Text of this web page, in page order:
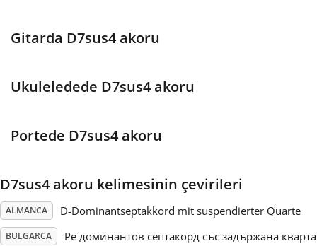
Italiano
日本語
Polski
Português
Gitarda D7sus4 akoru
Ukuleledede D7sus4 akoru
Portede D7sus4 akoru
D7sus4 akoru kelimesinin çevirileri
ALMANCA D-Dominantseptakkord mit suspendierter Quarte
BULGARCA Ре доминантов септакорд със задържана кварта